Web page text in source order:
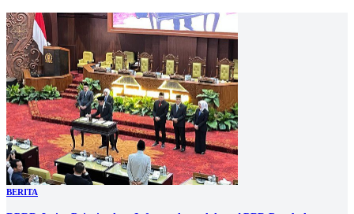
BERITA